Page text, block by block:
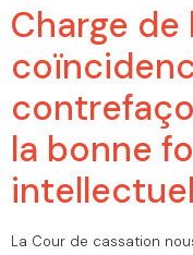
Charge de
la bonne
La Cour de cassation